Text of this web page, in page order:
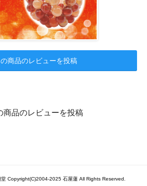
の商品のレビューを投稿
商品のレビューを投稿
Copyright(C)2004-2025 石屋蓮 All Rights Reserved.